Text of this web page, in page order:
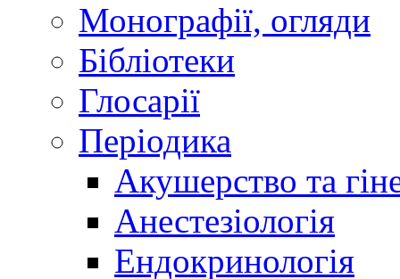
Монографії, огляди
Бібліотеки
Глосарії
Періодика
Акушерство та
Анестезіологія
Ендокринологія